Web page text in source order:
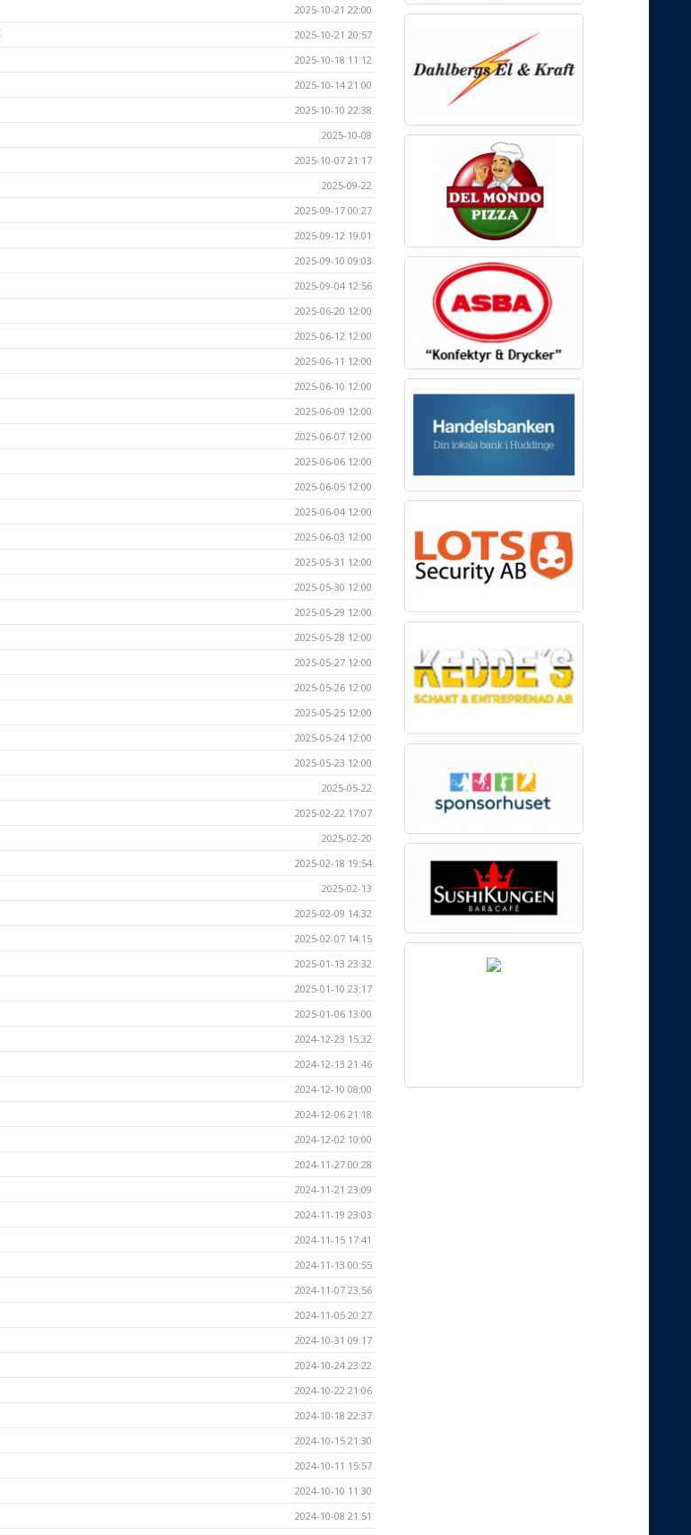
2025-10-21 22:00
2025-10-21 20:57
2025-10-18 11:12
2025-10-14 21:00
2025-10-10 22:38
2025-10-08
2025-10-07 21:17
2025-09-22
2025-09-17 00:27
2025-09-12 19:01
2025-09-10 09:03
2025-09-04 12:56
2025-06-20 12:00
2025-06-12 12:00
2025-06-11 12:00
2025-06-10 12:00
2025-06-09 12:00
2025-06-07 12:00
2025-06-06 12:00
2025-06-05 12:00
2025-06-04 12:00
2025-06-03 12:00
2025-05-31 12:00
2025-05-30 12:00
2025-05-29 12:00
2025-05-28 12:00
2025-05-27 12:00
2025-05-26 12:00
2025-05-25 12:00
2025-05-24 12:00
2025-05-23 12:00
2025-05-22
2025-02-22 17:07
2025-02-20
2025-02-18 19:54
2025-02-13
2025-02-09 14:32
2025-02-07 14:15
2025-01-13 23:32
2025-01-10 23:17
2025-01-06 13:00
2024-12-23 15:32
2024-12-13 21:46
2024-12-10 08:00
2024-12-06 21:18
2024-12-02 10:00
2024-11-27 00:28
2024-11-21 23:09
2024-11-19 23:03
2024-11-15 17:41
2024-11-13 00:55
2024-11-07 23:56
2024-11-05 20:27
2024-10-31 09:17
2024-10-24 23:22
2024-10-22 21:06
2024-10-18 22:37
2024-10-15 21:30
2024-10-11 15:57
2024-10-10 11:30
2024-10-08 21:51